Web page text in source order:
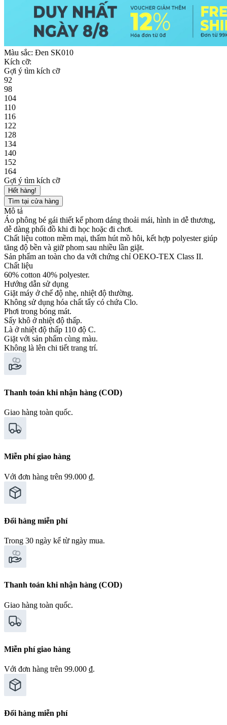
Màu sắc: Đen SK010
Kích cỡ:
Gợi ý tìm kích cỡ
92
98
104
110
116
122
128
134
140
152
164
Gợi ý tìm kích cỡ
Hết hàng!
Tìm tại cửa hàng
Mô tả
Áo phông bé gái thiết kế phom dáng thoải mái, hình in dễ thương,
dễ dàng phối đồ khi đi học hoặc đi chơi.
Chất liệu cotton mềm mại, thấm hút mồ hôi, kết hợp polyester giúp
tăng độ bền và giữ phom sau nhiều lần giặt.
Sản phẩm an toàn cho da với chứng chỉ OEKO-TEX Class II.
Chất liệu
60% cotton 40% polyester.
Hướng dẫn sử dụng
Giặt máy ở chế độ nhẹ, nhiệt độ thường.
Không sử dụng hóa chất tẩy có chứa Clo.
Phơi trong bóng mát.
Sấy khô ở nhiệt độ thấp.
Là ở nhiệt độ thấp 110 độ C.
Giặt với sản phẩm cùng màu.
Không là lên chi tiết trang trí.
Thanh toán khi nhận hàng (COD)
Giao hàng toàn quốc.
Miễn phí giao hàng
Với đơn hàng trên 99.000 ₫.
Đổi hàng miễn phí
Trong 30 ngày kể từ ngày mua.
Thanh toán khi nhận hàng (COD)
Giao hàng toàn quốc.
Miễn phí giao hàng
Với đơn hàng trên 99.000 ₫.
Đổi hàng miễn phí